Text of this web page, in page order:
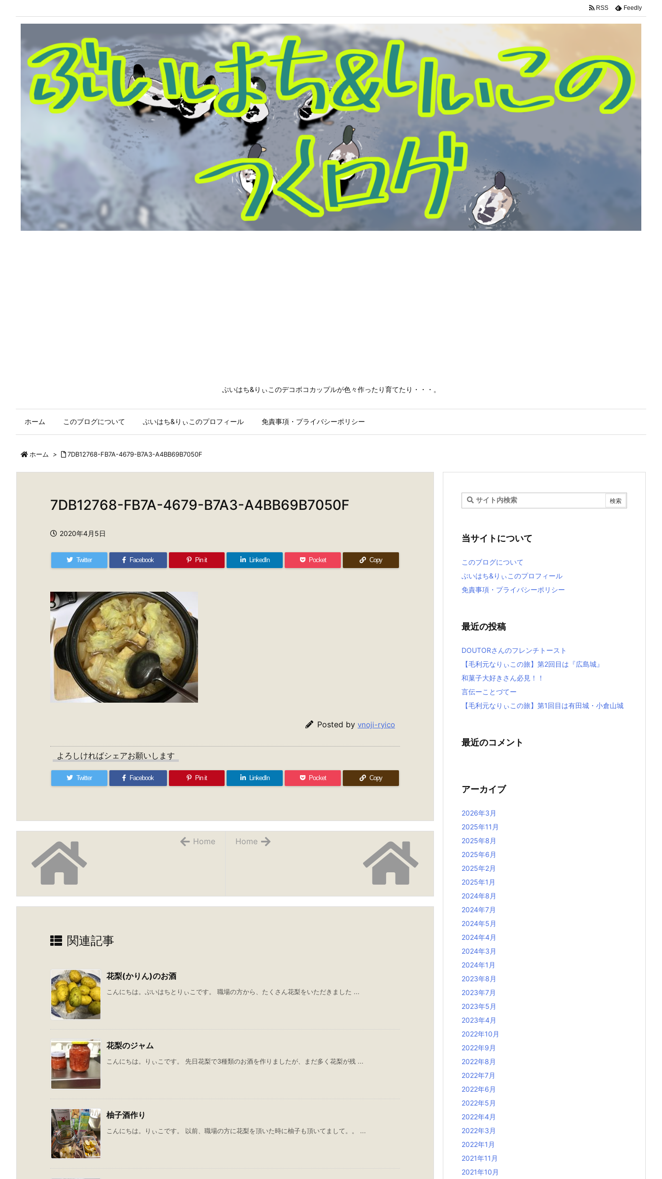
ぶいはち&りぃこのデコボコカップルが色々作ったり育てたり・・・。
ホーム このブログについて ぶいはち&りぃこのプロフィール 免責事項・プライバシーポリシー
RSS Feedly
ホーム > 7DB12768-FB7A-4679-B7A3-A4BB69B7050F
7DB12768-FB7A-4679-B7A3-A4BB69B7050F
2020年4月5日
Twitter Facebook Pin it LinkedIn Pocket Copy
Posted by vnoji-ryico
よろしければシェアお願いします
Twitter Facebook Pin it LinkedIn Pocket Copy
Home
Home
関連記事
花梨(かりん)のお酒
こんにちは。ぶいはちとりぃこです。 職場の方から、たくさん花梨をいただきました ...
花梨のジャム
こんにちは。りぃこです。 先日花梨で3種類のお酒を作りましたが、まだ多く花梨が残 ...
柚子酒作り
こんにちは。りぃこです。 以前、職場の方に花梨を頂いた時に柚子も頂いてまして。。 ...
当サイトについて
このブログについて
ぶいはち&りぃこのプロフィール
免責事項・プライバシーポリシー
最近の投稿
DOUTORさんのフレンチトースト
【毛利元なりぃこの旅】第2回目は『広島城』
和菓子大好きさん必見！！
言伝ーことづてー
【毛利元なりぃこの旅】第1回目は有田城・小倉山城
最近のコメント
アーカイブ
2026年3月
2025年11月
2025年8月
2025年6月
2025年2月
2025年1月
2024年8月
2024年7月
2024年5月
2024年4月
2024年3月
2024年1月
2023年8月
2023年7月
2023年5月
2023年4月
2022年10月
2022年9月
2022年8月
2022年7月
2022年6月
2022年5月
2022年4月
2022年3月
2022年1月
2021年11月
2021年10月